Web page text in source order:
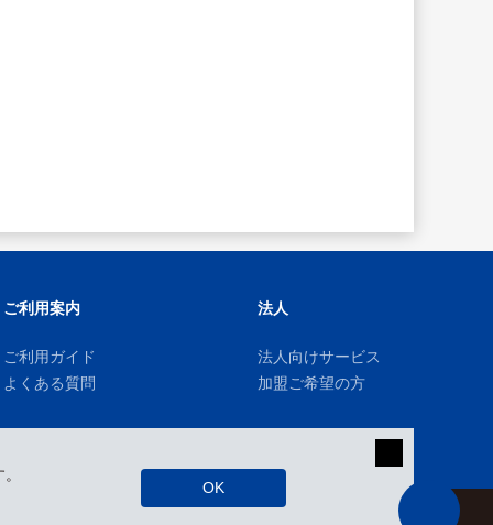
OK
ご利用案内
ご利用ガイド
よくある質問
法人
法人向けサービス
加盟ご希望の方